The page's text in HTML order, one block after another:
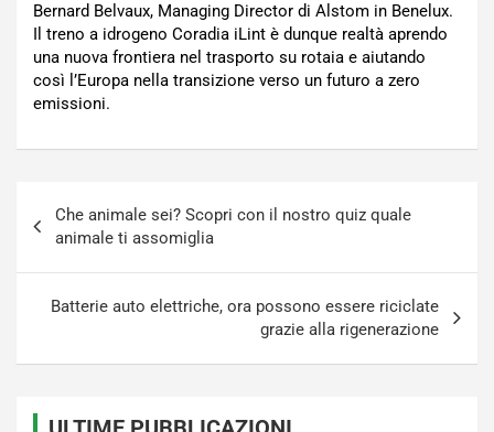
Bernard Belvaux, Managing Director di Alstom in Benelux.
Il treno a idrogeno Coradia iLint è dunque realtà aprendo
una nuova frontiera nel trasporto su rotaia e aiutando
così l’Europa nella transizione verso un futuro a zero
emissioni.
articoli
Che animale sei? Scopri con il nostro quiz quale
animale ti assomiglia
Batterie auto elettriche, ora possono essere riciclate
grazie alla rigenerazione